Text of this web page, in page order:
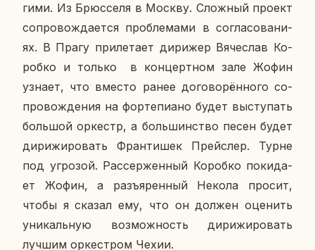
ги­ми. Из Брюс­се­ля в Москву. Слож­ный проект
со­про­вож­да­ет­ся про­бле­ма­ми в со­гла­со­ва­ни­
ях. В Прагу при­ле­та­ет ди­ри­жер Вя­че­слав Ко­
роб­ко и только в кон­церт­ном зале Жофин
узнает, что вместо ранее до­го­во­рён­но­го со­
про­вож­де­ния на фор­те­пи­а­но будет вы­сту­пать
боль­шой ор­кестр, а боль­шин­ство песен будет
ди­ри­жи­ро­вать Фран­ти­шек Прейслер. Турне
под угро­зой. Рас­сер­жен­ный Ко­роб­ко по­ки­да­
ет Жофин, а разъ­ярен­ный Некола просит,
чтобы я сказал ему, что он должен оце­нить
уни­каль­ную воз­мож­ность ди­ри­жи­ро­вать
лучшим ор­кест­ром Чехии.